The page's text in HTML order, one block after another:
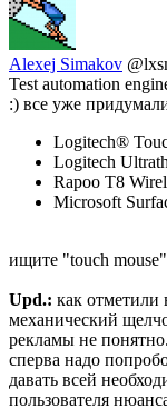
Alexej Simakov
Test automation
:) все уже
Logitech®
Logitech
Rapoo T8
Microsoft
ищите "touch
Upd.: как отметили
механический
рекламы не
сперва надо
давать всей
пользователя